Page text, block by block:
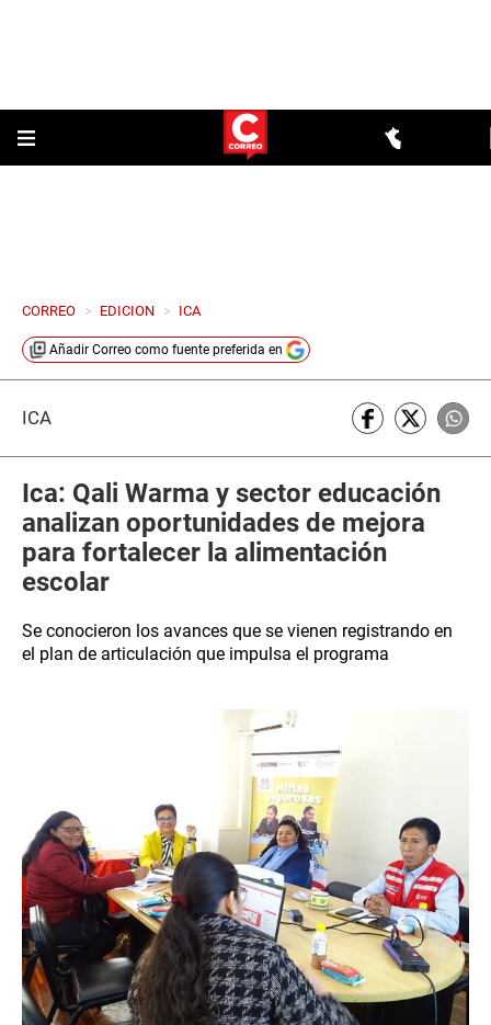
CORREO > EDICION > ICA
Añadir Correo como fuente preferida en
ICA
Ica: Qali Warma y sector educación
analizan oportunidades de mejora
para fortalecer la alimentación
escolar
Se conocieron los avances que se vienen registrando en
el plan de articulación que impulsa el programa